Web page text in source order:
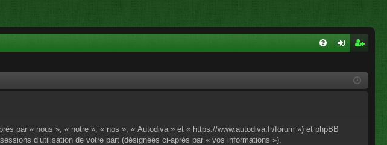
cri
par « nous », « notre », « nos », « Autodiva » et « https://www.autodiva.fr/forum ») et phpBB
d’utilisation de votre part (désignées ci-après par « vos informations »).